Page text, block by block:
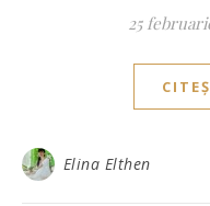
25
Elina Elthen